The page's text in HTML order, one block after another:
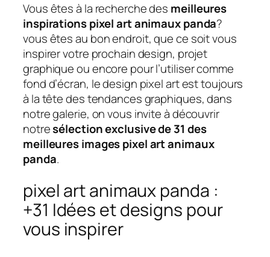
Vous êtes à la recherche des meilleures
inspirations pixel art animaux panda?
vous êtes au bon endroit, que ce soit vous
inspirer votre prochain design, projet
graphique ou encore pour l’utiliser comme
fond d’écran, le design pixel art est toujours
à la tête des tendances graphiques, dans
notre galerie, on vous invite à découvrir
notresélection exclusive de 31 des
meilleures images pixel art animaux
panda.
pixel art animaux panda :
+31 Idées et designs pour
vous inspirer